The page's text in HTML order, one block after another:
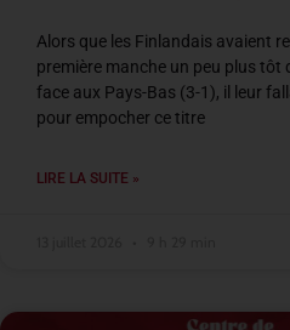
Alors que les Finlandais avaient
première manche un peu plus tôt
face aux Pays-Bas (3-1), il leur
pour empocher ce titre
LIRE LA SUITE »